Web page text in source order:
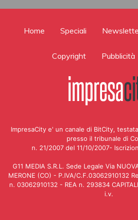
Home Speciali
Copyright Pubblicità
ImpresaCity e' un canale di BitCity,
presso il tribunale di
n. 21/2007 del 11/10/2007-
G11 MEDIA S.R.L. Sede Legale Via
MERONE (CO) - P.IVA/C.F.03062910132
n. 03062910132 - REA n. 293834
i.v.